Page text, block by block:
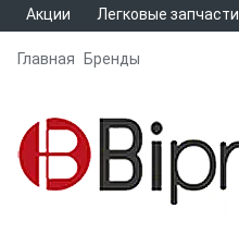
Акции Легковые запчасти
Главная Бренды